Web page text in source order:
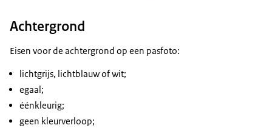
Achtergrond
Eisen voor de achtergrond op een pasfoto:
lichtgrijs, lichtblauw of wit;
egaal;
éénkleurig;
geen kleurverloop;